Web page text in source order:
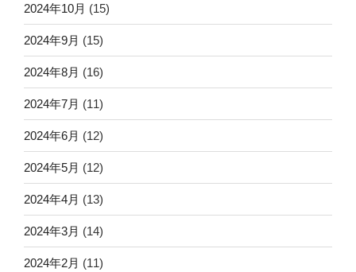
2024年10月 (15)
2024年9月 (15)
2024年8月 (16)
2024年7月 (11)
2024年6月 (12)
2024年5月 (12)
2024年4月 (13)
2024年3月 (14)
2024年2月 (11)